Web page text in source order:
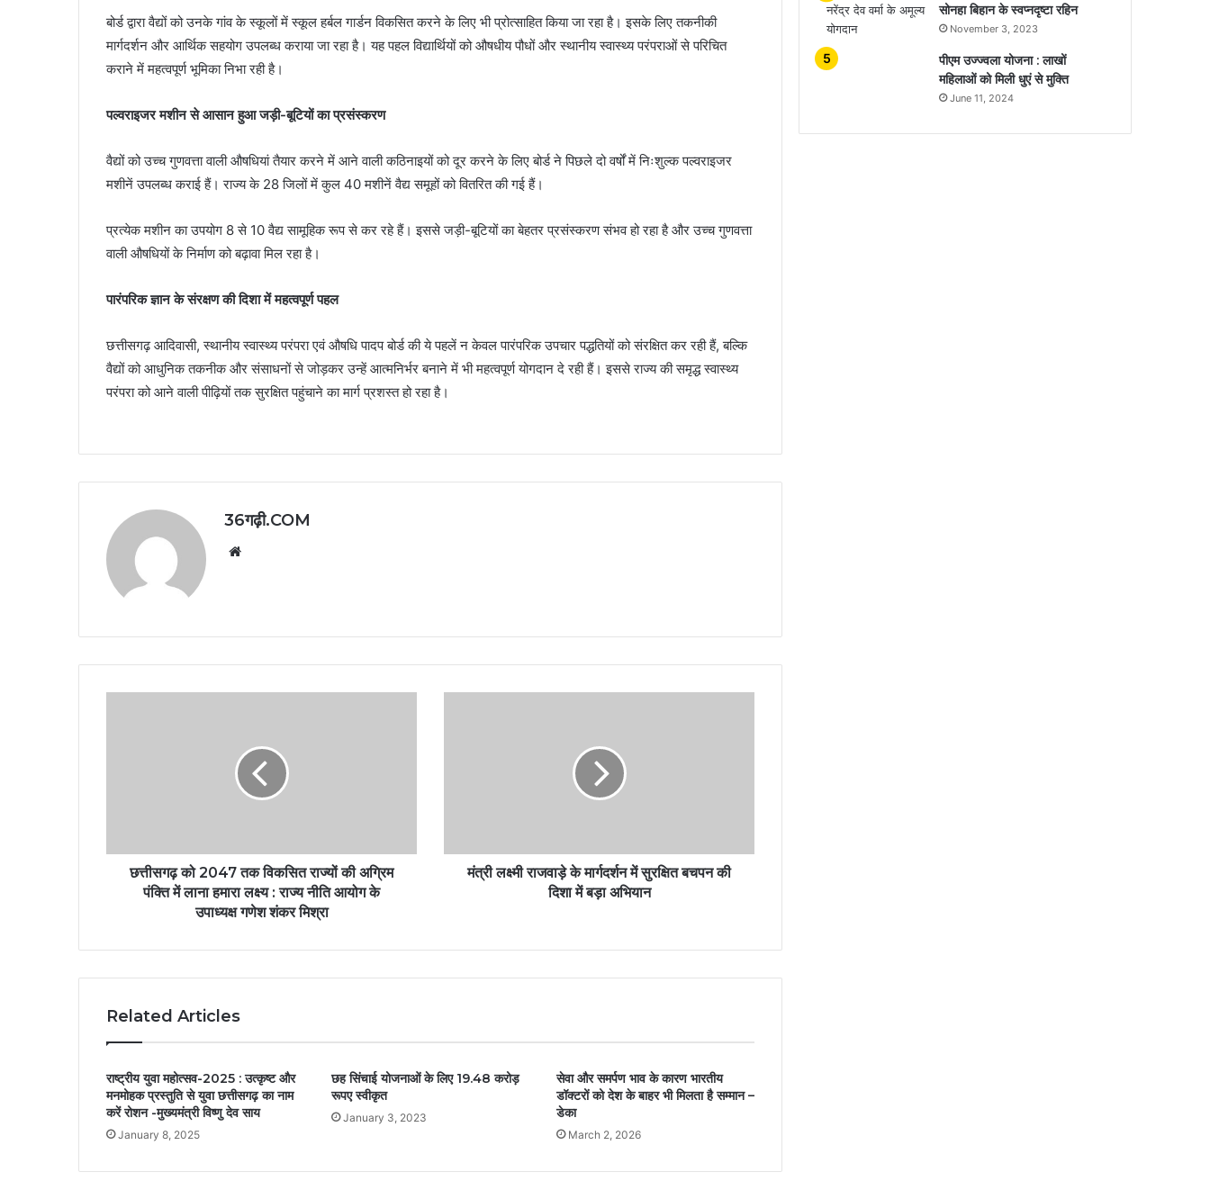
बोर्ड द्वारा वैद्यों को उनके गांव के स्कूलों में स्कूल हर्बल गार्डन विकसित करने के लिए भी प्रोत्साहित किया जा रहा है। इसके लिए तकनीकी
मार्गदर्शन और आर्थिक सहयोग उपलब्ध कराया जा रहा है। यह पहल विद्यार्थियों को औषधीय पौधों और स्थानीय स्वास्थ्य परंपराओं से परिचित
कराने में महत्वपूर्ण भूमिका निभा रही है।
पल्वराइजर मशीन से आसान हुआ जड़ी-बूटियों का प्रसंस्करण
वैद्यों को उच्च गुणवत्ता वाली औषधियां तैयार करने में आने वाली कठिनाइयों को दूर करने के लिए बोर्ड ने पिछले दो वर्षों में निःशुल्क पल्वराइजर
मशीनें उपलब्ध कराई हैं। राज्य के 28 जिलों में कुल 40 मशीनें वैद्य समूहों को वितरित की गई हैं।
प्रत्येक मशीन का उपयोग 8 से 10 वैद्य सामूहिक रूप से कर रहे हैं। इससे जड़ी-बूटियों का बेहतर प्रसंस्करण संभव हो रहा है और उच्च गुणवत्ता
वाली औषधियों के निर्माण को बढ़ावा मिल रहा है।
पारंपरिक ज्ञान के संरक्षण की दिशा में महत्वपूर्ण पहल
छत्तीसगढ़ आदिवासी, स्थानीय स्वास्थ्य परंपरा एवं औषधि पादप बोर्ड की ये पहलें न केवल पारंपरिक उपचार पद्धतियों को संरक्षित कर रही हैं, बल्कि
वैद्यों को आधुनिक तकनीक और संसाधनों से जोड़कर उन्हें आत्मनिर्भर बनाने में भी महत्वपूर्ण योगदान दे रही हैं। इससे राज्य की समृद्ध स्वास्थ्य
परंपरा को आने वाली पीढ़ियों तक सुरक्षित पहुंचाने का मार्ग प्रशस्त हो रहा है।
36गढ़ी.COM
छत्तीसगढ़ को 2047 तक विकसित राज्यों की अग्रिम
पंक्ति में लाना हमारा लक्ष्य : राज्य नीति आयोग के
उपाध्यक्ष गणेश शंकर मिश्रा
मंत्री लक्ष्मी राजवाड़े के मार्गदर्शन में सुरक्षित बचपन की
दिशा में बड़ा अभियान
Related Articles
राष्ट्रीय युवा महोत्सव-2025 : उत्कृष्ट और
मनमोहक प्रस्तुति से युवा छत्तीसगढ़ का नाम
करें रोशन -मुख्यमंत्री विष्णु देव साय
January 8, 2025
छह सिंचाई योजनाओं के लिए 19.48 करोड़
रूपए स्वीकृत
January 3, 2023
सेवा और समर्पण भाव के कारण भारतीय
डॉक्टरों को देश के बाहर भी मिलता है सम्मान –
डेका
March 2, 2026
सोनहा बिहान के स्वप्नदृष्टा रहिन
November 3, 2023
पीएम उज्ज्वला योजना : लाखों
महिलाओं को मिली धुएं से मुक्ति
June 11, 2024